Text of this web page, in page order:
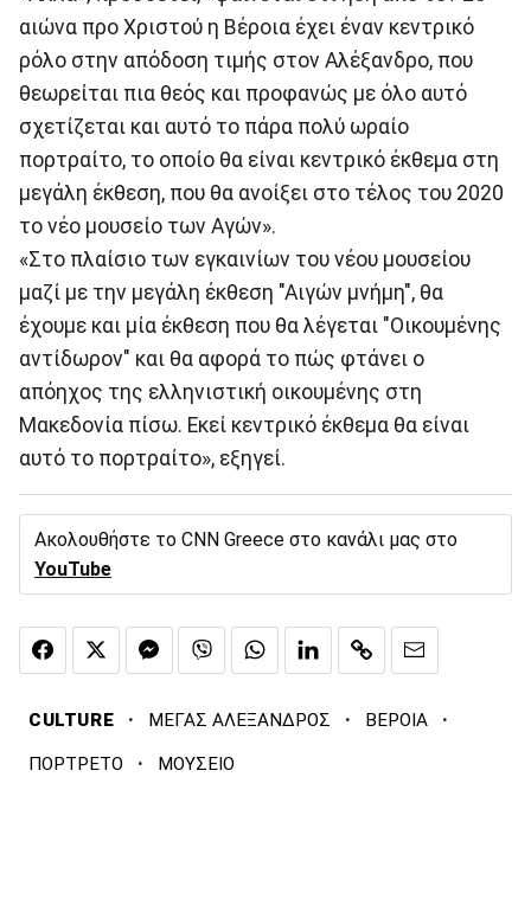
αιώνα προ Χριστού η Βέροια έχει έναν κεντρικό
ρόλο στην απόδοση τιμής στον Αλέξανδρο, που
θεωρείται πια θεός και προφανώς με όλο αυτό
σχετίζεται και αυτό το πάρα πολύ ωραίο
πορτραίτο, το οποίο θα είναι κεντρικό έκθεμα στη
μεγάλη έκθεση, που θα ανοίξει στο τέλος του 2020
το νέο μουσείο των Αγών».
«Στο πλαίσιο των εγκαινίων του νέου μουσείου
μαζί με την μεγάλη έκθεση "Αιγών μνήμη", θα
έχουμε και μία έκθεση που θα λέγεται "Οικουμένης
αντίδωρον" και θα αφορά το πώς φτάνει ο
απόηχος της ελληνιστική οικουμένης στη
Μακεδονία πίσω. Εκεί κεντρικό έκθεμα θα είναι
αυτό το πορτραίτο», εξηγεί.
Ακολουθήστε το CNN Greece στο κανάλι μας στο
YouTube
CULTURE · ΜΕΓΑΣ ΑΛΕΞΑΝΔΡΟΣ · ΒΕΡΟΙΑ ·
ΠΟΡΤΡΕΤΟ · ΜΟΥΣΕΙΟ